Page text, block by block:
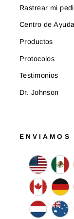
Rastrear mi
Centro de Ayuda
Productos
Protocolos
Testimonios
Dr. Johnson
ENVIAMOS